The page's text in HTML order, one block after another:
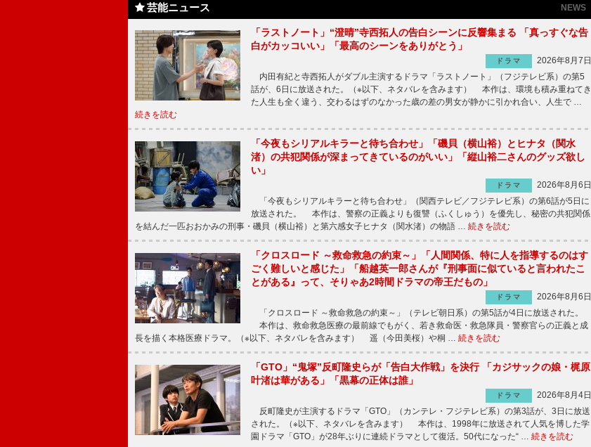
芸能ニュース NEWS
「ラストノート」“澄晴”寺西拓人の告白シーンに反響集まる 「真っすぐな告
白がカッコいい」「最高のシーンをありがとう」
ドラマ
2026年8月7日
内田有紀と寺西拓人がダブル主演するドラマ「ラストノート」（フジテレビ系）の第5
話が、6日に放送された。（※以下、ネタバレを含みます） 本作は、環境も積み重ねてき
た人生も全く違う、交わるはずのなかった歳の差の男女が静かに引かれ合い、人生で …
続きを読む
「今夜もシリアルキラーと待ち合わせ」「磯貝（横山裕）とヒナタ（関水
渚）の共犯関係が深まってきているのがいい」「縦山裕二さんのグッズ欲し
い」
ドラマ
2026年8月6日
「今夜もシリアルキラーと待ち合わせ」（関西テレビ／フジテレビ系）の第6話が5日に
放送された。 本作は、警察の正義よりも復讐（ふくしゅう）を優先し、秘密の共犯関係
を結んだ一匹おおかみの刑事・磯貝（横山裕）と第六感女子ヒナタ（関水渚）の物語 … 続きを読む
「クロスロード ～救命救急の約束～」「人間関係、特に人を指導するのはす
ごく難しいと感じた」「船越英一郎さんが『刑事面に似ていると言われたこ
とがある』って、そりゃあ2時間ドラマの帝王だもの」
ドラマ
2026年8月6日
「クロスロード ～救命救急の約束～」（テレビ朝日系）の第5話が4日に放送された。
本作は、救命救急医療の最前線でもがく、若き救命医・救急隊員・警察官らの正義と成
長を描く本格医療ドラマ。（※以下、ネタバレを含みます） 遥（今田美桜）や桐 … 続きを読む
「GTO」“鬼塚”反町隆史らが「告白大作戦」を決行 「カジサックの娘・梶原
叶渚は華がある」「黒幕の正体は誰」
ドラマ
2026年8月4日
反町隆史が主演するドラマ「GTO」（カンテレ・フジテレビ系）の第3話が、3日に放送
された。（※以下、ネタバレを含みます） 本作は、1998年に放送されて人気を博した学
園ドラマ「GTO」が28年ぶりに連続ドラマとして復活。50代になった“ … 続きを読む